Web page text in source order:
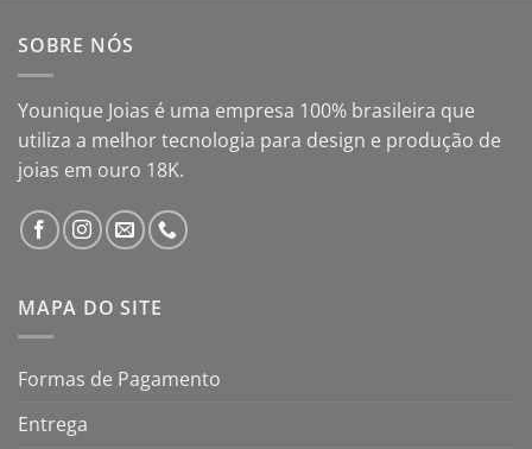
SOBRE NÓS
Younique Joias é uma empresa 100% brasileira que
utiliza a melhor tecnologia para design e produção de
joias em ouro 18K.
MAPA DO SITE
Formas de Pagamento
Entrega